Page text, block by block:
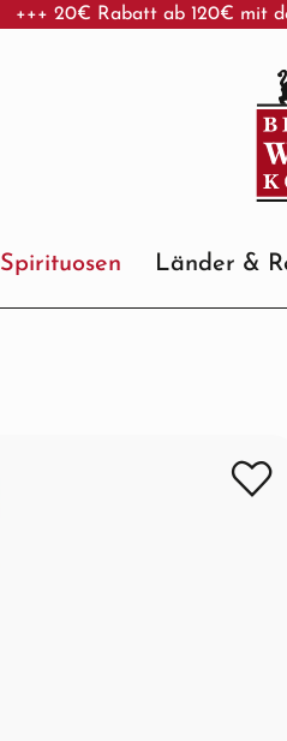
+++ 20€ Rabatt ab 120€ mit
Spirituosen Länder &